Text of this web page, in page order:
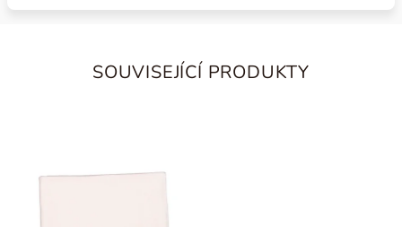
SOUVISEJÍCÍ PRODUKTY